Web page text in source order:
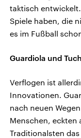
taktisch
Spiele haben, die
es im Fußball
Guardiola und
Verflogen ist
Innovationen.
nach neuen
Menschen, eckten
Traditionalsten